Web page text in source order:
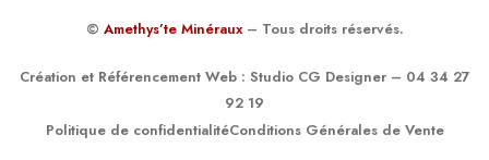
© Amethys’te Minéraux – Tous droits réservés.
Création et Référencement Web : Studio CG Designer– 04 34 27
92 19
Politique de confidentialitéConditions Générales de Vente